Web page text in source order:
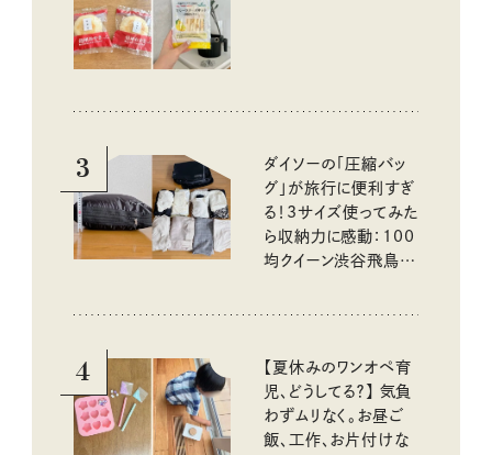
3
ダイソーの「圧縮バッ
グ」が旅行に便利すぎ
る！3サイズ使ってみた
ら収納力に感動：100
均クイーン渋谷飛鳥の
4
【夏休みのワンオペ育
児、どうしてる？】 気負
わずムリなく。お昼ご
飯、工作、お片付けな